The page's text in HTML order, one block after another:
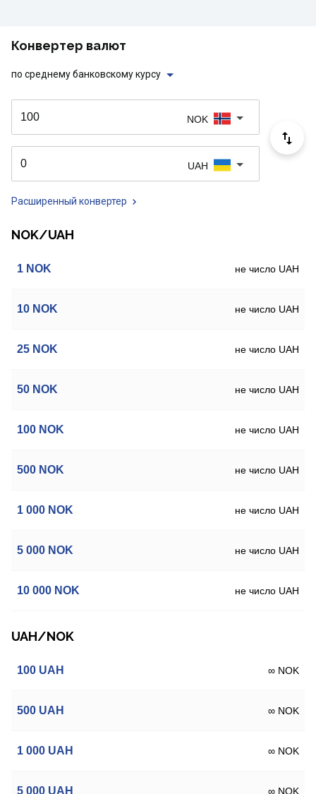
Конвертер валют
по среднему банковскому курсу
NOK
UAH
Расширенный конвертер
NOK/UAH
1 NOK не число UAH
10 NOK не число UAH
25 NOK не число UAH
50 NOK не число UAH
100 NOK не число UAH
500 NOK не число UAH
1 000 NOK не число UAH
5 000 NOK не число UAH
10 000 NOK не число UAH
UAH/NOK
100 UAH ∞ NOK
500 UAH ∞ NOK
1 000 UAH ∞ NOK
5 000 UAH ∞ NOK